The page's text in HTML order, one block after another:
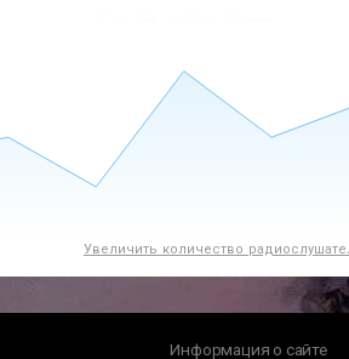
Увеличить количество
Информация о сайте